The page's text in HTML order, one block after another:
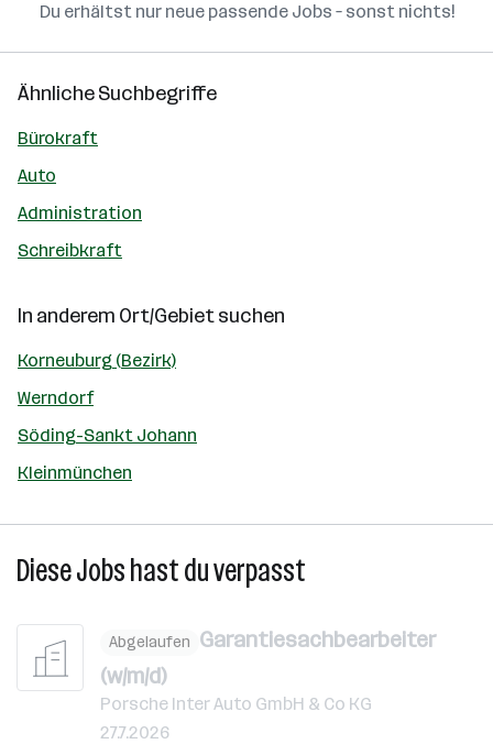
Du erhältst nur neue passende Jobs – sonst nichts!
Ähnliche Suchbegriffe
Bürokraft
Auto
Administration
Schreibkraft
In anderem Ort/Gebiet suchen
Korneuburg (Bezirk)
Werndorf
Söding-Sankt Johann
Kleinmünchen
Diese Jobs hast du verpasst
Abgelaufen Garantiesachbearbeiter
(w/m/d)
Porsche Inter Auto GmbH & Co KG
27.7.2026